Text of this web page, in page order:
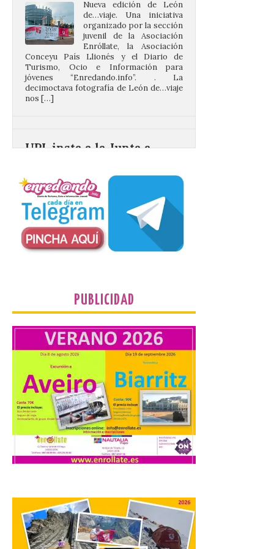
juvenil de la Asociación
Enróllate, la Asociación
Conceyu País Llionés y el Diario de
Turismo, Ocio e Información para
jóvenes “Enredando.info”. . La
decimoctava fotografía de León de…viaje
nos […]
castillo del Asmesnal, un
BIC en estado de ruina
Un Bien de Interés
Cultural abandonado
desde 1949. Los
procuradores leonesistas
plantean que la Junta
riesgo de colapso. Los procuradores de
Unión del Pueblo […]
La Universidad de León
distribuye folletos con la
programación del evento
del eclipse solar que
organiza con la ESA y el
Ayuntamiento
7 Ago 2026
Información Turística de
León e incluyen, además
del programa del evento, una guía
práctica con recomendaciones
PUBLICIDAD